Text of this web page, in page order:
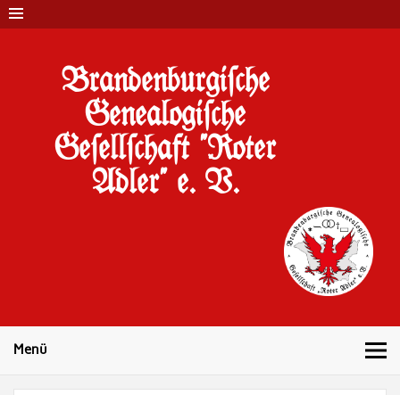
Brandenburgi#che
Genealogi#che
Ge#ell#chaft "Roter
Adler" e. V.
Menü